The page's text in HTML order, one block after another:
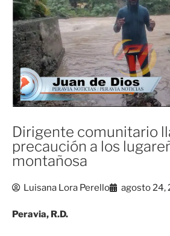
Dirigente comunitario
precaución a los
montañosa
Luisana Lora Perello agosto 24,
Peravia, R.D.